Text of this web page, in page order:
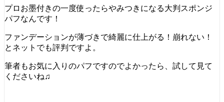
プロお墨付きの一度使ったらやみつきになる大判スポンジ
パフなんです！
ファンデーションが薄づきで綺麗に仕上がる！崩れない！
とネットでも評判ですよ。
筆者もお気に入りのパフですのでよかったら、試して見て
くださいね♫